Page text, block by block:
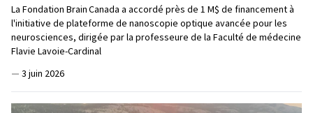
La Fondation Brain Canada a accordé près de 1 M$ de financement à
l'initiative de plateforme de nanoscopie optique avancée pour les
neurosciences, dirigée par la professeure de la Faculté de médecine
Flavie Lavoie-Cardinal
— 3 juin 2026